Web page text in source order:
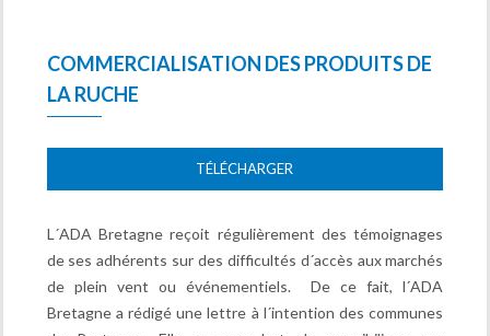
COMMERCIALISATION DES PRODUITS DE
LA RUCHE
TÉLÉCHARGER
L´ADA Bretagne reçoit régulièrement des témoignages
de ses adhérents sur des difficultés d´accès aux marchés
de plein vent ou événementiels. De ce fait, l´ADA
Bretagne a rédigé une lettre à l´intention des communes